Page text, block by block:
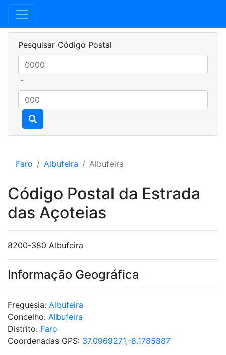
Pesquisar Código Postal
-
Faro Albufeira Albufeira
Código Postal da Estrada
das Açoteias
8200-380 Albufeira
Informação Geográfica
Freguesia: Albufeira
Concelho: Albufeira
Distrito: Faro
Coordenadas GPS: 37.0969271,-8.1785887